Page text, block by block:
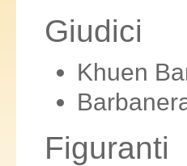
Giudici
Khuen
Figuranti